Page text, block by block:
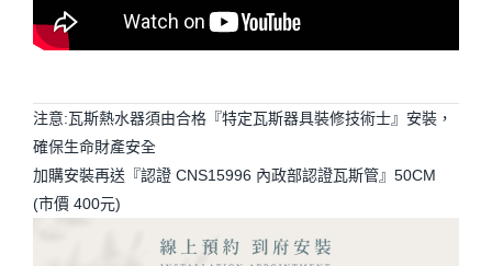
注意:瓦斯熱水器須由合格『特定瓦斯器具裝修技術士』安裝，
確保生命財產安全
加購安裝再送『認證 CNS15996 內政部認證瓦斯管』50CM
(市價 400元)